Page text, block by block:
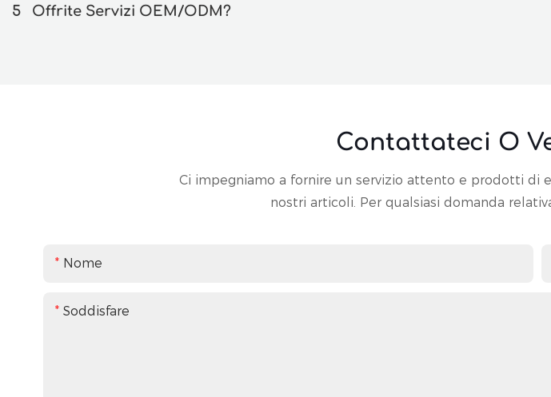
5 Offrite Servizi OEM/ODM?
Contattateci O
Ci impegniamo a fornire un servizio attento e prodotti di
nostri articoli. Per qualsiasi domanda
Nome
Soddisfare